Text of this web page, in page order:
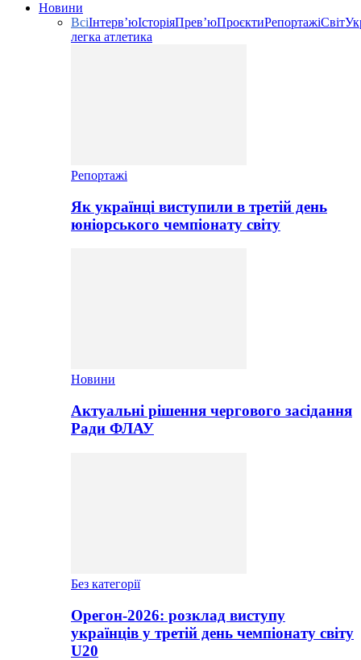
Новини
ВсіІнтерв’юІсторіяПрев’юПроєктиРепортажіСвіт
легка атлетика
Репортажі
Як українці виступили в третій день
юніорського чемпіонату світу
Новини
Актуальні рішення чергового засідання
Ради ФЛАУ
Без категорії
Орегон-2026: розклад виступу
українців у третій день чемпіонату світу
U20